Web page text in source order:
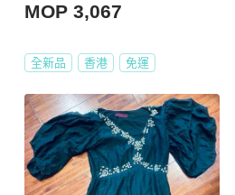
MOP 3,067
全新品 香港 免運